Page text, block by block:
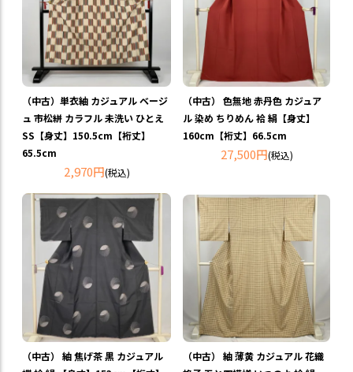
（中古）単衣紬 カジュアル ベージ
ュ 市松絣 カラフル 未洗い ひとえ
SS【身丈】150.5cm【裄丈】
65.5cm
2,970円(税込)
（中古） 色無地 赤丹色 カジュア
ル 染め ちりめん 袷 絹【身丈】
160cm【裄丈】66.5cm
27,500円(税込)
（中古） 紬 焦げ茶 黒 カジュアル
（中古） 紬 薄黄 カジュアル 花織